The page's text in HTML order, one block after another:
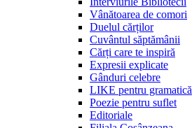
Vânătoarea de comori
Duelul cărților
Cuvântul săptămânii
Cărți care te inspiră
Expresii explicate
Gânduri celebre
LIKE pentru gramatică
Poezie pentru suflet
Editoriale